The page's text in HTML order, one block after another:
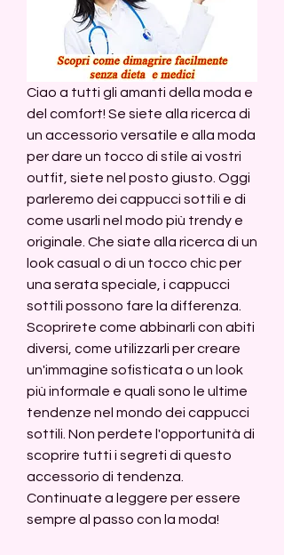
Ciao a tutti gli amanti della moda e
del comfort! Se siete alla ricerca di
un accessorio versatile e alla moda
per dare un tocco di stile ai vostri
outfit, siete nel posto giusto. Oggi
parleremo dei cappucci sottili e di
come usarli nel modo più trendy e
originale. Che siate alla ricerca di un
look casual o di un tocco chic per
una serata speciale, i cappucci
sottili possono fare la differenza.
Scoprirete come abbinarli con abiti
diversi, come utilizzarli per creare
un'immagine sofisticata o un look
più informale e quali sono le ultime
tendenze nel mondo dei cappucci
sottili. Non perdete l'opportunità di
scoprire tutti i segreti di questo
accessorio di tendenza.
Continuate a leggere per essere
sempre al passo con la moda!